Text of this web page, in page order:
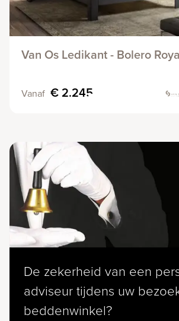
Van Os Ledikant - Bolero
Vanaf € 2.245
De zekerheid van een
adviseur tijdens uw
beddenwinkel?